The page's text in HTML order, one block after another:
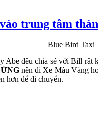
Blue Bird Taxi
đều chia sẻ với Bill
nên đi Xe Màu Vàng
hơn để di chuyển.